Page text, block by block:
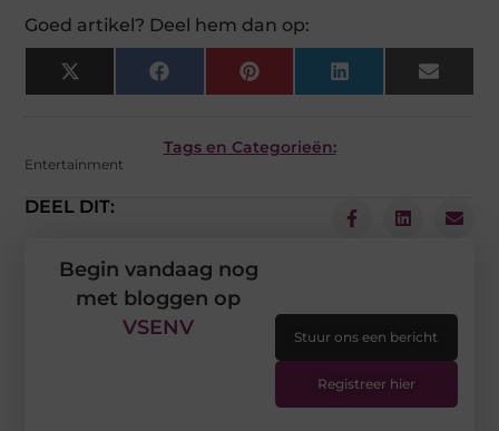
Goed artikel? Deel hem dan op:
X
(Twitter)
Facebook Pinterest LinkedIn Email
Tags en Categorieën:
Entertainment
DEEL DIT:
Begin vandaag nog
met bloggen op
VSENV
Stuur ons een bericht
Registreer hier